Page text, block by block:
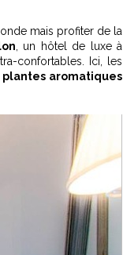
mais profiter de la
, un hôtel de luxe à
confortables. Ici, les
plantes aromatiques